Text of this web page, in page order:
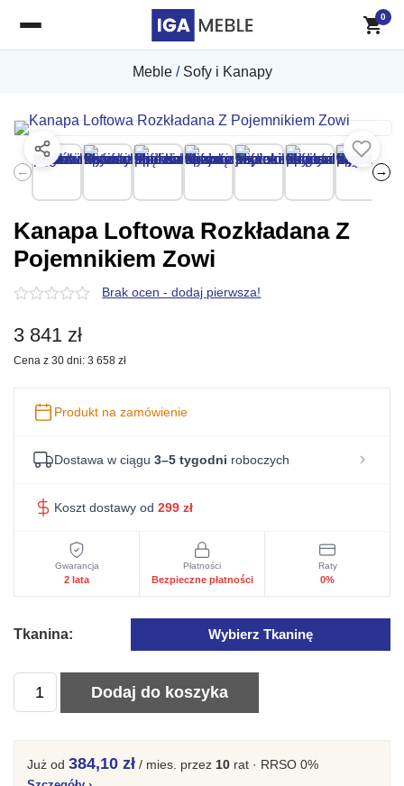
Meble/ Sofy i Kanapy
← →
Kanapa Loftowa Rozkładana Z
Pojemnikiem Zowi
z
5
Brak ocen - dodaj pierwsza!
3 841 zł
Cena z 30 dni: 3 658 zł
Produkt na zamówienie
Dostawa w ciągu 3–5 tygodni roboczych
Koszt dostawy od 299 zł
Gwarancja
2 lata
Płatności
Bezpieczne płatności
Raty
0%
Tkanina: Wybierz Tkaninę
ilość
Kanapa
Rozkładana
Dodaj do koszyka
Już od 384,10 zł / mies. przez 10 rat · RRSO 0%
0